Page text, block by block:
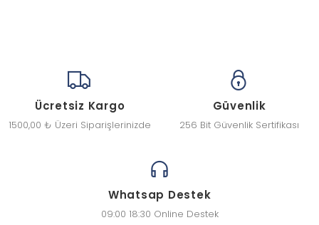
Ücretsiz Kargo
1500,00 ₺ Üzeri Siparişlerinizde
Güvenlik
256 Bit Güvenlik Sertifikası
Whatsap Destek
09:00 18:30 Online Destek